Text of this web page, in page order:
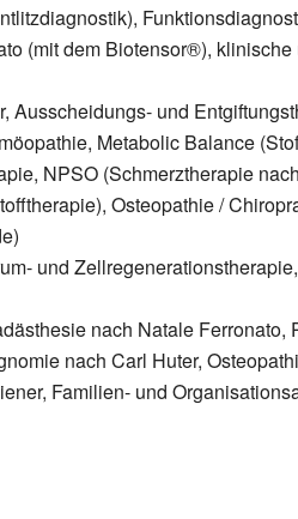
(mit dem Biotensor®),
Ausscheidungs- und
Metabolic Balance
NPSO (Schmerztherapie
Osteopathie /
und
nach Natale Ferronato,
nach Carl Huter,
Familien- und